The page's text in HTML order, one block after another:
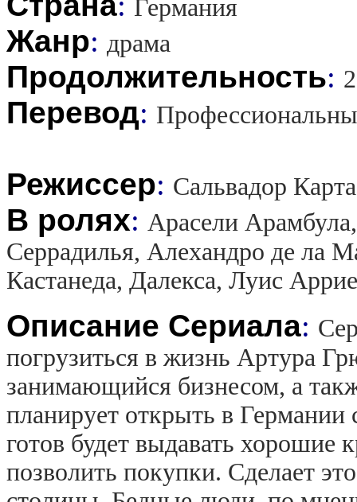
Германия
Жанр: драма
Продолжительность:
Перевод:
Режиссер: Сальвадор
В ролях: Арасели
Серрадилья, Алехандро де ла
Кастанеда, Далекса, Луис
Описание Сериала:
погрузиться в жизнь Артура
занимающийся бизнесом, а
планирует открыть в Германии
готов будет выдавать хорошие
позволить покупки. Сделает